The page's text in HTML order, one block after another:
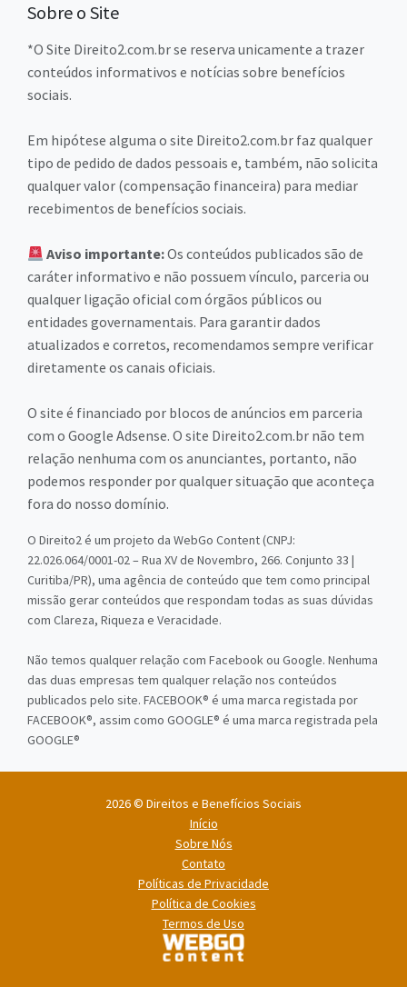
Sobre o Site
*O Site Direito2.com.br se reserva unicamente a trazer
conteúdos informativos e notícias sobre benefícios
sociais.
Em hipótese alguma o site Direito2.com.br faz qualquer
tipo de pedido de dados pessoais e, também, não solicita
qualquer valor (compensação financeira) para mediar
recebimentos de benefícios sociais.
Aviso importante:Os conteúdos publicados são de
caráter informativo e não possuem vínculo, parceria ou
qualquer ligação oficial com órgãos públicos ou
entidades governamentais. Para garantir dados
atualizados e corretos, recomendamos sempre verificar
diretamente os canais oficiais.
O site é financiado por blocos de anúncios em parceria
com o Google Adsense. O site Direito2.com.br não tem
relação nenhuma com os anunciantes, portanto, não
podemos responder por qualquer situação que aconteça
fora do nosso domínio.
O Direito2 é um projeto da WebGo Content (CNPJ:
22.026.064/0001-02 – Rua XV de Novembro, 266. Conjunto 33 |
Curitiba/PR), uma agência de conteúdo que tem como principal
missão gerar conteúdos que respondam todas as suas dúvidas
com Clareza, Riqueza e Veracidade.
Não temos qualquer relação com Facebook ou Google. Nenhuma
das duas empresas tem qualquer relação nos conteúdos
publicados pelo site. FACEBOOK® é uma marca registada por
FACEBOOK®, assim como GOOGLE® é uma marca registrada pela
GOOGLE®
2026 © Direitos e Benefícios Sociais
Início
Sobre Nós
Contato
Políticas de Privacidade
Política de Cookies
Termos de Uso